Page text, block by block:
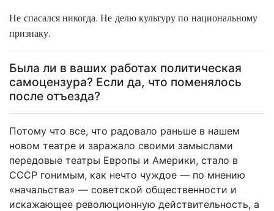
Не спасался никогда. Не делю культуру по национальному
признаку.
Была ли в ваших работах политическая
самоцензура? Если да, что поменялось
после отъезда?
Потому что все, что радовало раньше в нашем
новом театре и заражало своими замыслами
передовые театры Европы и Америки, стало в
СССР гонимым, как нечто чуждое — по мнению
«начальства» — советской общественности и
искажающее революционную действительность, а